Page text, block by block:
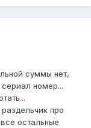
суммы нет,
номер...
про
остальные